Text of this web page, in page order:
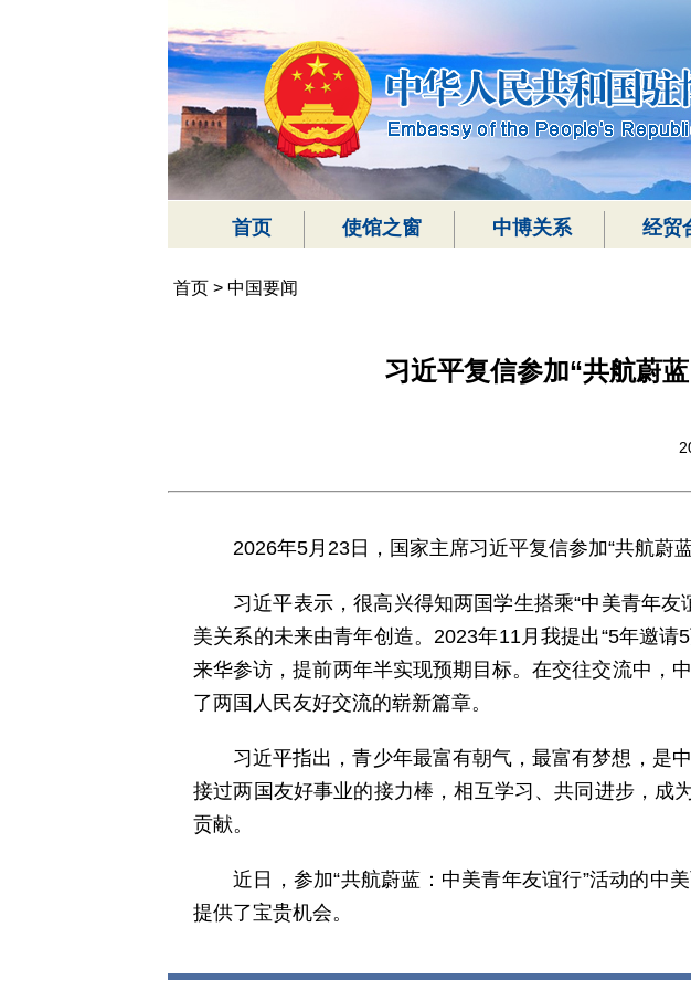
首页 使馆之窗 中博关系 经贸
首页 > 中国要闻
习近平复信参加“共航蔚
2026年5月23日，国家主席习近平复信参加“共航蔚
习近平表示，很高兴得知两国学生搭乘“中美青年
美关系的未来由青年创造。2023年11月我提出“5年邀
来华参访，提前两年半实现预期目标。在交往交流中，
了两国人民友好交流的崭新篇章。
习近平指出，青少年最富有朝气，最富有梦想，是
接过两国友好事业的接力棒，相互学习、共同进步，成
贡献。
近日，参加“共航蔚蓝：中美青年友谊行”活动的中
提供了宝贵机会。